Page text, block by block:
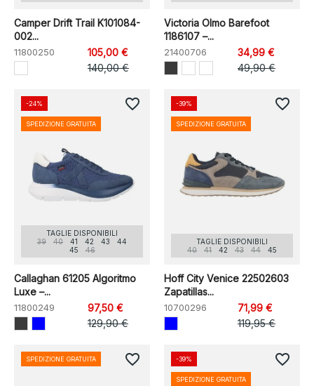
Camper Drift Trail K101084-
002...
11800250
105,00 €
140,00 €
Victoria Olmo Barefoot
1186107 –...
21400706
34,99 €
49,90 €
TAGLIE DISPONIBILI
39
40 41 42 43
44
45
46
Callaghan 61205 Algoritmo
Luxe –...
11800249
97,50 €
129,90 €
-24%
SPEDIZIONE GRATUITA
favorite_border
TAGLIE DISPONIBILI
40
41 42 43 44 45
Hoff City Venice 22502603
Zapatillas...
10700296
71,99 €
119,95 €
-39%
SPEDIZIONE GRATUITA
favorite_border
SPEDIZIONE GRATUITA favorite_border -39%
SPEDIZIONE GRATUITA
favorite_border